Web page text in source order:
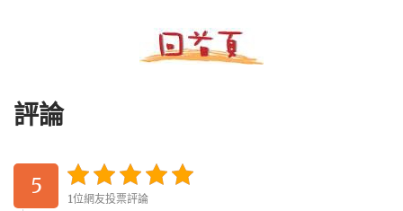
評論
5
1位網友投票評論